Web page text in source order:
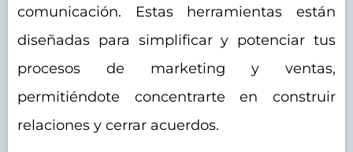
comunicación. Estas herramientas están
diseñadas para simplificar y potenciar tus
procesos de marketing y ventas,
permitiéndote concentrarte en construir
relaciones y cerrar acuerdos.